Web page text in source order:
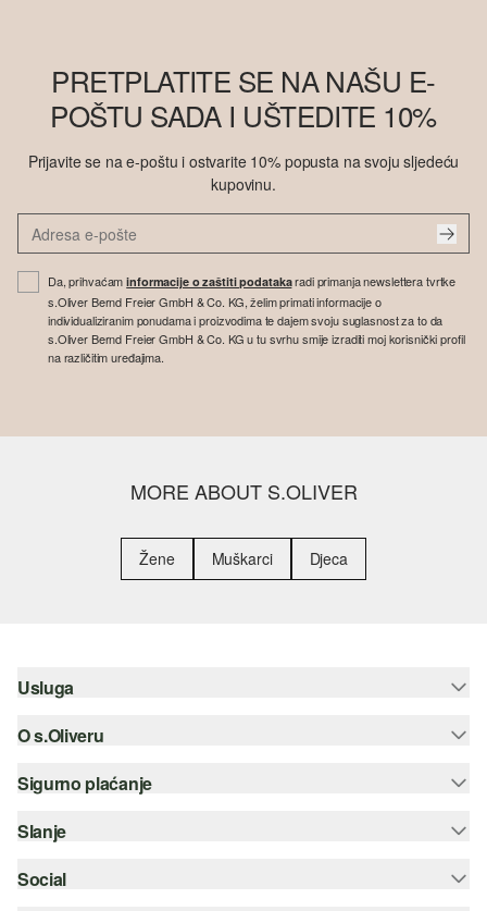
PRETPLATITE SE NA NAŠU E-
POŠTU SADA I UŠTEDITE 10%
Prijavite se na e-poštu i ostvarite 10% popusta na svoju sljedeću
kupovinu.
Da, prihvaćaminformacije o zaštiti podatakaradi primanja newslettera tvrtke
s.Oliver Bernd Freier GmbH & Co. KG, želim primati informacije o
individualiziranim ponudama i proizvodima te dajem svoju suglasnost za to da
s.Oliver Bernd Freier GmbH & Co. KG u tu svrhu smije izraditi moj korisnički profil
na različitim uređajima.
MORE ABOUT S.OLIVER
Žene Muškarci Djeca
Usluga
Pomoć i česta pitanja
Savjetovanje o veličinama
Odjeća
O s.Oliveru
Newsletter
s.Oliver Group
Sigurno plaćanje
Kreditna kartica
PayPal
Slanje
Hrvatska pošta
Social